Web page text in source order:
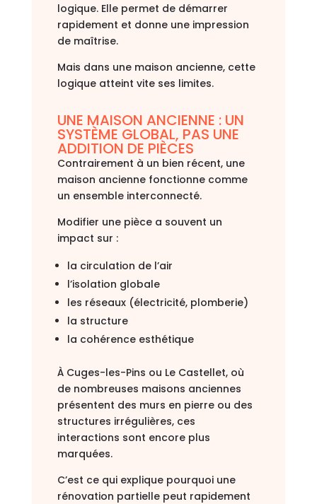
logique. Elle permet de démarrer
rapidement et donne une impression
de maîtrise.
Mais dans une maison ancienne, cette
logique atteint vite ses limites.
UNE MAISON ANCIENNE : UN
SYSTÈME GLOBAL, PAS UNE
ADDITION DE PIÈCES
Contrairement à un bien récent, une
maison ancienne fonctionne comme
un ensemble interconnecté.
Modifier une pièce a souvent un
impact sur :
la circulation de l’air
l’isolation globale
les réseaux (électricité, plomberie)
la structure
la cohérence esthétique
À Cuges-les-Pins ou Le Castellet, où
de nombreuses maisons anciennes
présentent des murs en pierre ou des
structures irrégulières, ces
interactions sont encore plus
marquées.
C’est ce qui explique pourquoi une
rénovation partielle peut rapidement